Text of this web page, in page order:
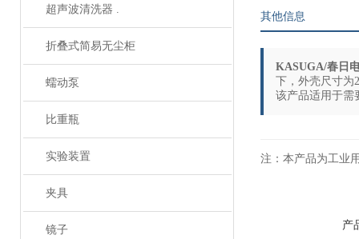
超声波清洗器 .
折叠式简易无尘柜
蠕动泵
比重瓶
实验装置
夹具
镜子
其他信息
KASUGA/春日
下，外壳尺寸为
该产品适用于需
注：本产品为工业
产